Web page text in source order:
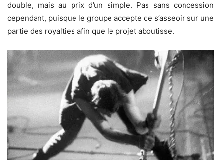
double, mais au prix d’un simple. Pas sans concession
cependant, puisque le groupe accepte de s’asseoir sur une
partie des royalties afin que le projet aboutisse.